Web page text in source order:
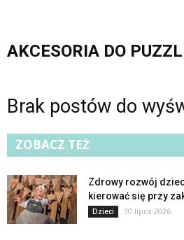
AKCESORIA DO
Brak postów do
ZOBACZ TEŻ
Zdrowy rozwój
kierować się przy
Dzieci 30 lipca 2026